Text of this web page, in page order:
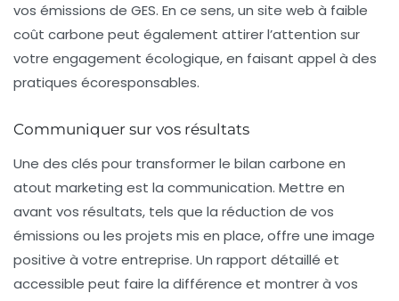
vos émissions de GES. En ce sens, un site web à faible
coût carbone peut également attirer l’attention sur
votre engagement écologique, en faisant appel à des
pratiques écoresponsables.
Communiquer sur vos résultats
Une des clés pour transformer le bilan carbone en
atout marketing est la communication. Mettre en
avant vos résultats, tels que la réduction de vos
émissions ou les projets mis en place, offre une image
positive à votre entreprise. Un rapport détaillé et
accessible peut faire la différence et montrer à vos